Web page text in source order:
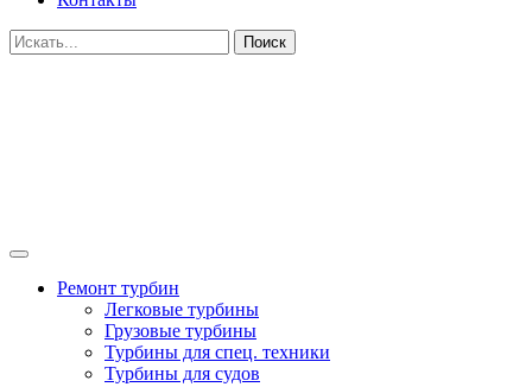
Поиск
Ремонт турбин
Легковые турбины
Грузовые турбины
Турбины для спец. техники
Турбины для судов